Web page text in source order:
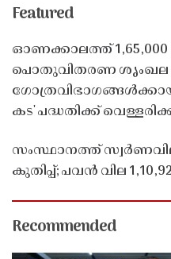
Featured
ഓണക്കാലത്ത് 1,65,000
പൊതുവിതരണ ശൃംഖല
കട' പദ്ധതിക്ക്
സംസ്ഥാനത്ത്
കുതിപ്പ്; പവൻ വില
Recommended